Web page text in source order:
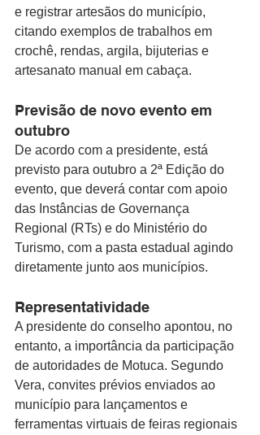
e registrar artesãos do município,
citando exemplos de trabalhos em
crochê, rendas, argila, bijuterias e
artesanato manual em cabaça.
Previsão de novo evento em
outubro
De acordo com a presidente, está
previsto para outubro a 2ª Edição do
evento, que deverá contar com apoio
das Instâncias de Governança
Regional (RTs) e do Ministério do
Turismo, com a pasta estadual agindo
diretamente junto aos municípios.
Representatividade
A presidente do conselho apontou, no
entanto, a importância da participação
de autoridades de Motuca. Segundo
Vera, convites prévios enviados ao
município para lançamentos e
ferramentas virtuais de feiras regionais